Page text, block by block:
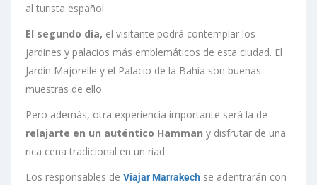
al turista español.
El segundo día, el visitante podrá contemplar los
jardines y palacios más emblemáticos de esta ciudad. El
Jardín Majorelle y el Palacio de la Bahía son buenas
muestras de ello.
Pero además, otra experiencia importante será la de
relajarte en un auténtico Hamman y disfrutar de una
rica cena tradicional en un riad.
Los responsables de Viajar Marrakech se adentrarán con